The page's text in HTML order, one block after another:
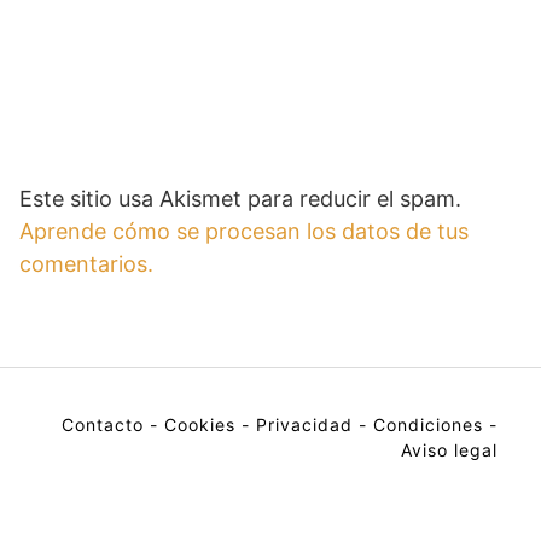
Este sitio usa Akismet para reducir el spam.
Aprende cómo se procesan los datos de tus
comentarios.
Contacto - Cookies - Privacidad - Condiciones -
Aviso legal